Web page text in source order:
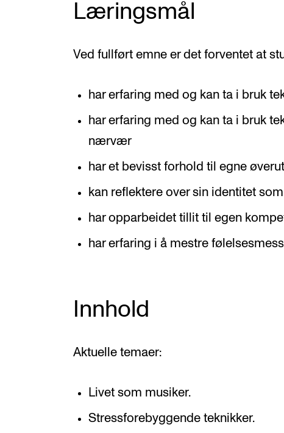
Læringsmål
Ved fullført emne er det forventet at
har erfaring med og kan ta i bruk
har erfaring med og kan ta i bruk
nærvær
har et bevisst forhold til egne
kan reflektere over sin identitet
har opparbeidet tillit til egen
har erfaring i å mestre
Innhold
Aktuelle temaer:
Livet som musiker.
Stressforebyggende teknikker.